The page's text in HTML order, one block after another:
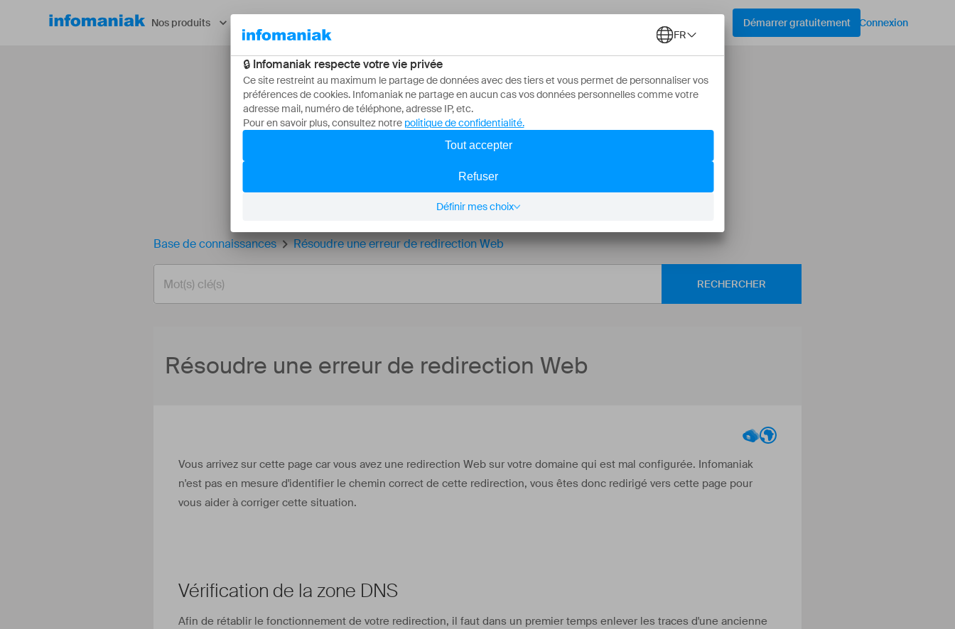
Nos produits Démarrer gratuitement Connexion
Base de connaissances
Base de connaissances Résoudre une erreur de redirection Web
RECHERCHER
Résoudre une erreur de redirection Web
Vous arrivez sur cette page car vous avez une redirection Web sur votre domaine qui est mal configurée. Infomaniak
n'est pas en mesure d'identifier le chemin correct de cette redirection, vous êtes donc redirigé vers cette page pour
vous aider à corriger cette situation.
Vérification de la zone DNS
Afin de rétablir le fonctionnement de votre redirection, il faut dans un premier temps enlever les traces d'une ancienne